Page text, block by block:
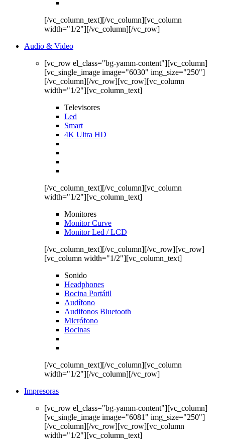
[/vc_column_text][/vc_column][vc_column
width="1/2"][/vc_column][/vc_row]
Audio & Video
[vc_row el_class="bg-yamm-content"][vc_column]
[vc_single_image image="6030" img_size="250"]
[/vc_column][/vc_row][vc_row][vc_column
width="1/2"][vc_column_text]
Televisores
Led
Smart
4K Ultra HD
[/vc_column_text][/vc_column][vc_column
width="1/2"][vc_column_text]
Monitores
Monitor Curve
Monitor Led / LCD
[/vc_column_text][/vc_column][/vc_row][vc_row]
[vc_column width="1/2"][vc_column_text]
Sonido
Headphones
Bocina Portátil
Audífono
Audifonos Bluetooth
Micrófono
Bocinas
[/vc_column_text][/vc_column][vc_column
width="1/2"][/vc_column][/vc_row]
Impresoras
[vc_row el_class="bg-yamm-content"][vc_column]
[vc_single_image image="6081" img_size="250"]
[/vc_column][/vc_row][vc_row][vc_column
width="1/2"][vc_column_text]